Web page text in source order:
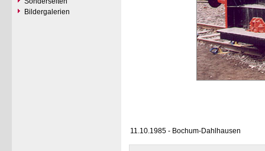
Bildergalerien
11.10.1985 - Bochum-Dahlhausen